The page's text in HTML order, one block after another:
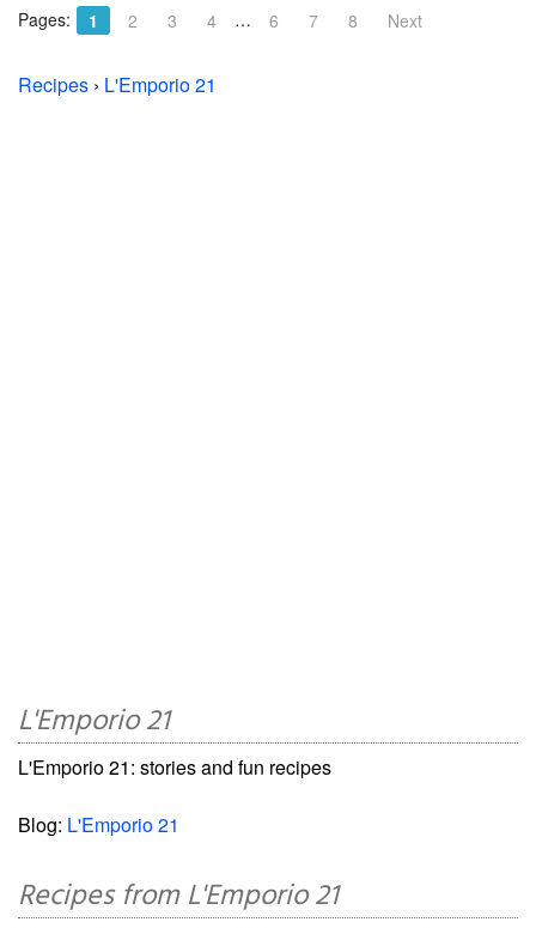
Pages: 1 2 3 4 … 6 7 8 Next
Recipes › L'Emporio 21
L'Emporio 21
L'Emporio 21: stories and fun recipes
Blog: L'Emporio 21
Recipes from L'Emporio 21